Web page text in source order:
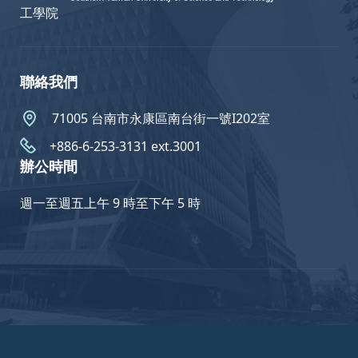
工學院
聯絡我們
71005 台南市永康區南台街一號I202室
+886-6-253-3131 ext.3001
辦公時間
週一至週五上午 9 時至下午 5 時